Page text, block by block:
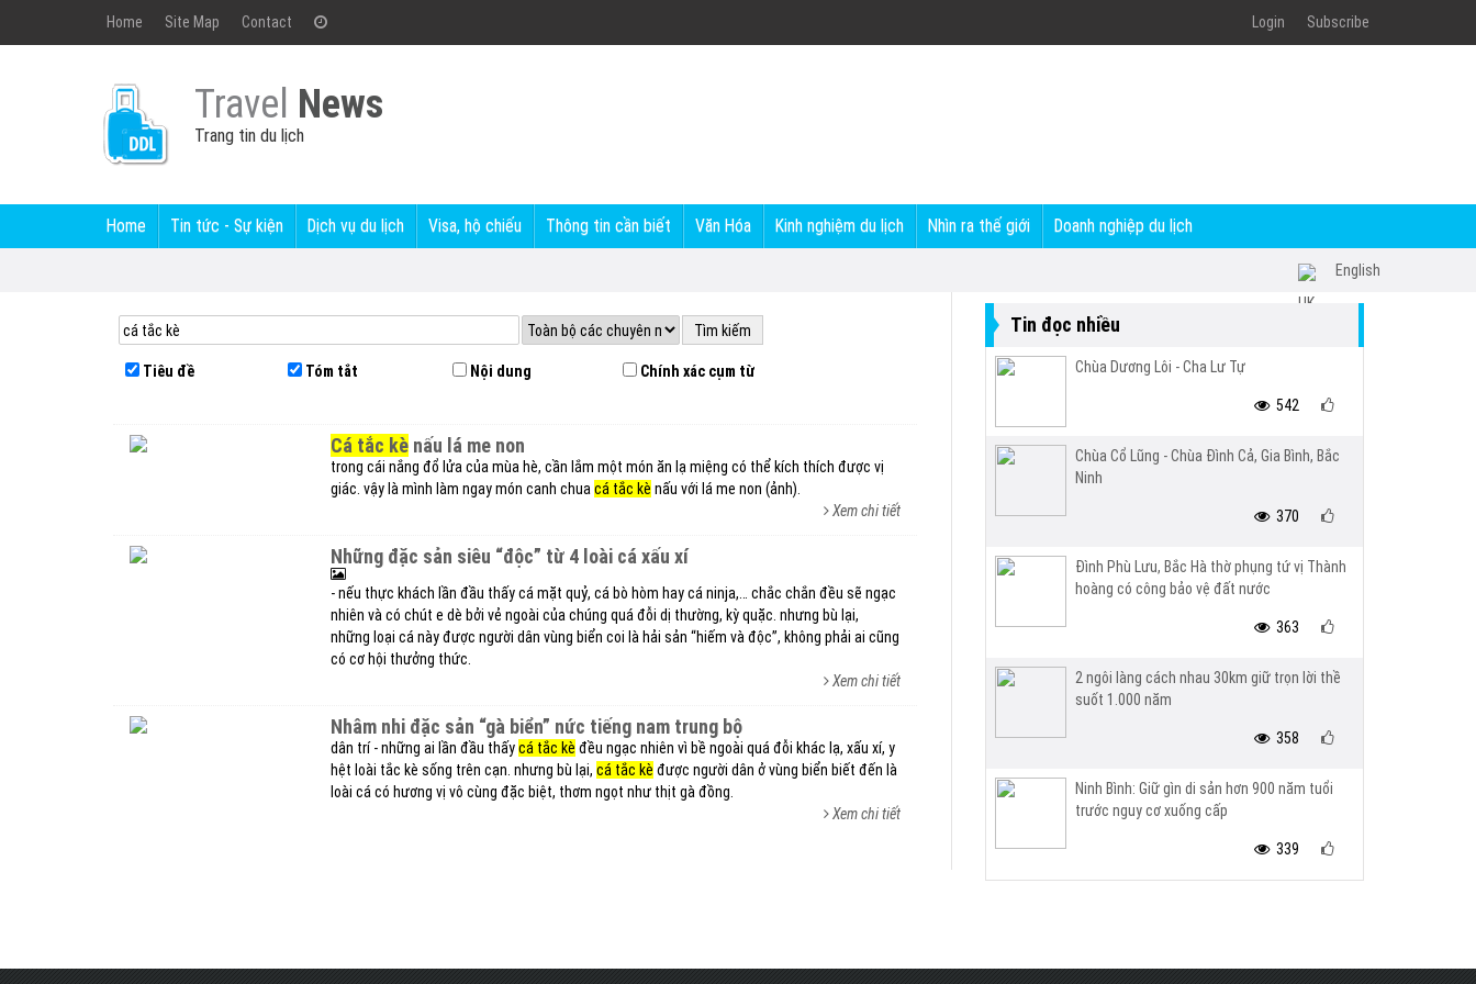
Home Site Map Contact Login Subscribe
Travel News
Trang tin du lịch
Home Tin tức - Sự kiện Dịch vụ du lịch Visa, hộ chiếu Thông tin cần biết Văn Hóa Kinh nghiệm du lịch Nhìn ra thế giới Doanh nghiệp du lịch
English
Tiêu đề Tóm tắt Nội dung Chính xác cụm từ
cá tắc kè nấu lá me non
trong cái nắng đổ lửa của mùa hè, cần lắm một món ăn lạ miệng có thể kích thích được vị
giác. vậy là mình làm ngay món canh chua cá tắc kè nấu với lá me non (ảnh).
Xem chi tiết
những đặc sản siêu “độc” từ 4 loài cá xấu xí
- nếu thực khách lần đầu thấy cá mặt quỷ, cá bò hòm hay cá ninja,… chắc chắn đều sẽ ngạc
nhiên và có chút e dè bởi vẻ ngoài của chúng quá đỗi dị thường, kỳ quặc. nhưng bù lại,
những loại cá này được người dân vùng biển coi là hải sản “hiếm và độc”, không phải ai cũng
có cơ hội thưởng thức.
Xem chi tiết
nhâm nhi đặc sản “gà biển” nức tiếng nam trung bộ
dân trí - những ai lần đầu thấycá tắc kè đều ngạc nhiên vì bề ngoài quá đỗi khác lạ, xấu xí, y
hệt loài tắc kè sống trên cạn. nhưng bù lại, cá tắc kè được người dân ở vùng biển biết đến là
loài cá có hương vị vô cùng đặc biệt, thơm ngọt như thịt gà đồng.
Xem chi tiết
Tin đọc nhiều
Chùa Dương Lôi - Cha Lư Tự
542
Chùa Cổ Lũng - Chùa Đình Cả, Gia Bình, Bắc
Ninh
370
Đình Phù Lưu, Bắc Hà thờ phụng tứ vị Thành
hoàng có công bảo vệ đất nước
363
2 ngôi làng cách nhau 30km giữ trọn lời thề
suốt 1.000 năm
358
Ninh Bình: Giữ gìn di sản hơn 900 năm tuổi
trước nguy cơ xuống cấp
339